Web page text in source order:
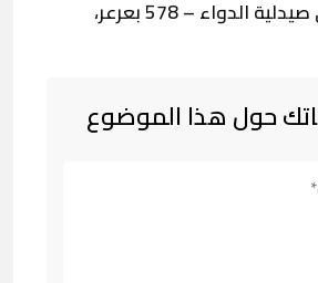
تقييم العملا على صيدلية الدواء – 578 بعرعر،
حول هذا الموضوع